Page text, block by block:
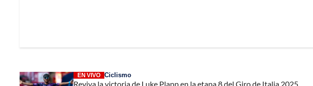
EN VIVO Ciclismo
Reviva la victoria de Luke Plapp en la etapa 8 del Giro de Italia 2025